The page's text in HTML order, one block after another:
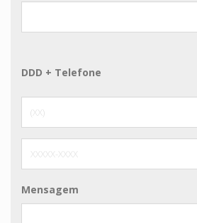
DDD + Telefone
Mensagem